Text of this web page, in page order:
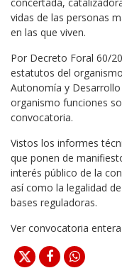
vidas de las personas
en las que viven.
Por Decreto Foral 60/
estatutos del
Autonomía y
organismo funciones
convocatoria.
Vistos los informes
que ponen de
interés público de la
así como la legalidad
bases reguladoras.
Ver convocatoria